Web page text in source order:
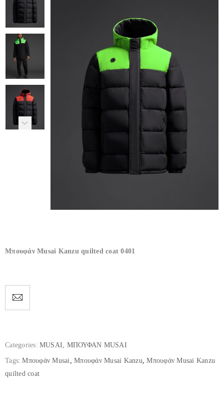
Μπουφάν Musai Kanzu quilted coat 0401
Categories: MUSAI ΜΠΟΥΦΑΝ MUSAI
Tags: Μπουφάν Musai Μπουφάν Musai Kanzu ,Μπουφάν Musai Kanzu
quilted coat